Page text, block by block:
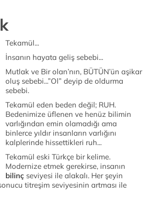
Tekamül...
İnsanın hayata geliş sebebi...
Mutlak ve Bir olan’nın, BÜTÜN’ün aşikar
oluş sebebi...”Ol” deyip de oldurma
sebebi.
Tekamül eden beden değil; RUH.
Bedenimize üflenen ve henüz bilimin
varlığından emin olamadığı ama
binlerce yıldır insanların varlığını
kalplerinde hissettikleri ruh...
Tekamül eski Türkçe bir kelime.
Modernize etmek gerekirse, insanın
bilinç seviyesi ile alakalı. Her şeyin
titreşim seviyesinin artması ile